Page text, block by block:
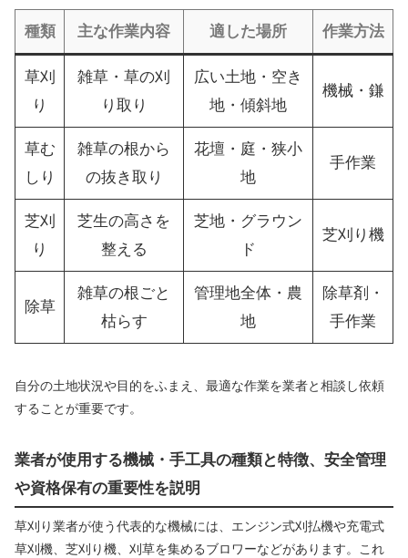
種類 主な作業内容 適した場所 作業方法
草刈
り
雑草・草の刈
り取り
広い土地・空き
地・傾斜地
機械・鎌
草む
しり
雑草の根から
の抜き取り
花壇・庭・狭小
地
手作業
芝刈
り
芝生の高さを
整える
芝地・グラウン
ド
芝刈り機
除草
雑草の根ごと
枯らす
管理地全体・農
地
除草剤・
手作業
自分の土地状況や目的をふまえ、最適な作業を業者と相談し依頼
することが重要です。
業者が使用する機械・手工具の種類と特徴、安全管理
や資格保有の重要性を説明
草刈り業者が使う代表的な機械には、エンジン式刈払機や充電式
草刈機、芝刈り機、刈草を集めるブロワーなどがあります。これ